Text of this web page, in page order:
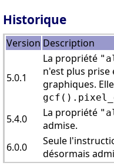
Historique
Version Description
5.0.1
La propriété
n'est plus prise
graphiques.
5.4.0
La propriété
admise.
6.0.0
Seule
désormais